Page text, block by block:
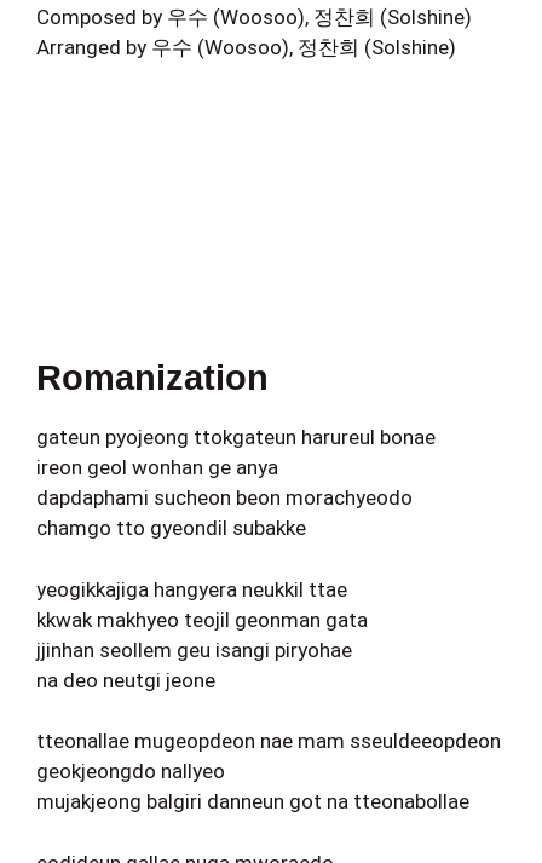
Composed by 우수 (Woosoo), 정찬희 (Solshine)
Arranged by 우수 (Woosoo), 정찬희 (Solshine)
Romanization
gateun pyojeong ttokgateun harureul bonae
ireon geol wonhan ge anya
dapdaphami sucheon beon morachyeodo
chamgo tto gyeondil subakke
yeogikkajiga hangyera neukkil ttae
kkwak makhyeo teojil geonman gata
jjinhan seollem geu isangi piryohae
na deo neutgi jeone
tteonallae mugeopdeon nae mam sseuldeeopdeon
geokjeongdo nallyeo
mujakjeong balgiri danneun got na tteonabollae